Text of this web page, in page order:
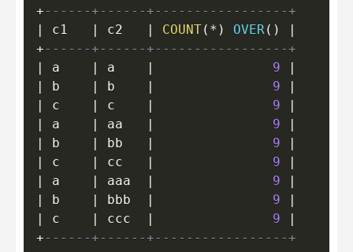
+------+------+-----------------+
|
c1 | c2 | COUNT( * ) OVER ( )
|
+------+------+-----------------+
|
a | a | 9
|
|
b | b | 9
|
|
c | c | 9
|
|
a | aa | 9
|
|
b | bb | 9
|
|
c | cc | 9
|
|
a | aaa | 9
|
|
b | bbb | 9
|
|
c | ccc | 9
|
+------+------+-----------------+